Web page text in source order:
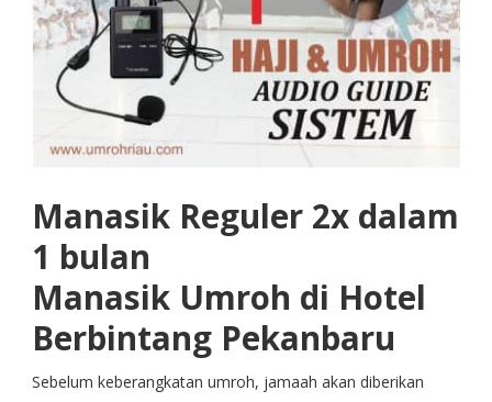
Manasik Reguler 2x dalam
1 bulan
Manasik Umroh di Hotel
Berbintang Pekanbaru
Sebelum keberangkatan umroh, jamaah akan diberikan